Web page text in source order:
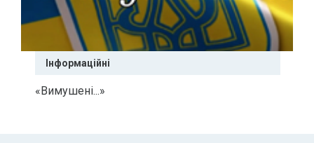
Інформаційні
«Вимушені...»